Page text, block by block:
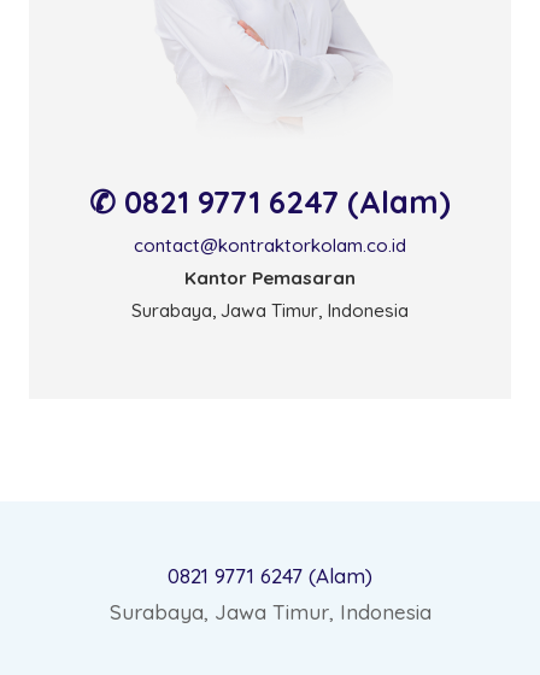
✆ 0821 9771 6247 (Alam)
contact@kontraktorkolam.co.id
Kantor Pemasaran
Surabaya, Jawa Timur, Indonesia
0821 9771 6247 (Alam)
Surabaya, Jawa Timur, Indonesia